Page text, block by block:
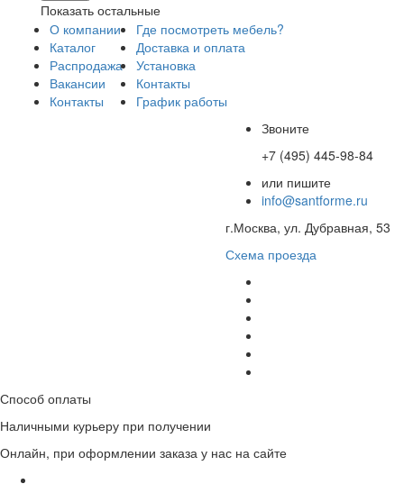
Показать остальные
О компании
Каталог
Распродажа
Вакансии
Контакты
Где посмотреть мебель?
Доставка и оплата
Установка
Контакты
График работы
Звоните
+7 (495) 445-98-84
или пишите
info@santforme.ru
г.Москва, ул. Дубравная, 53
Схема проезда
Способ оплаты
Наличными курьеру при получении
Онлайн, при оформлении заказа у нас на сайте